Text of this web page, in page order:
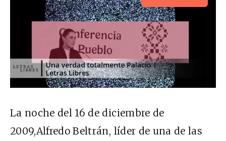
La noche del 16 de diciembre de
2009,Alfredo Beltrán, líder de una de las